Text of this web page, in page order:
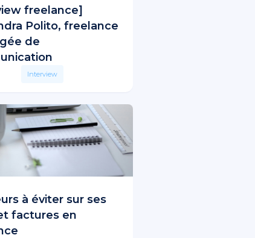
freelance]
Polito, freelance
de
Interview
à éviter sur ses
factures en